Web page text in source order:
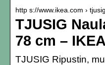
http s://www.ikea.com ›
TJUSIG
78 cm – IKEA
TJUSIG Ripustin,